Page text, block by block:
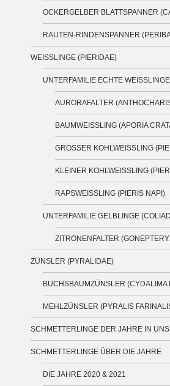
OCKERGELBER BLATTSPANNER
RAUTEN-RINDENSPANNER
WEISSLINGE (PIERIDAE)
UNTERFAMILIE ECHTE
AURORAFALTER
BAUMWEISSLING (APORIA
GROSSER KOHLWEISSLING
KLEINER KOHLWEISSLING
RAPSWEISSLING (PIERIS NAPI)
UNTERFAMILIE GELBLINGE
ZITRONENFALTER
ZÜNSLER (PYRALIDAE)
BUCHSBAUMZÜNSLER (CYDALIMA
MEHLZÜNSLER (PYRALIS
SCHMETTERLINGE DER JAHRE IN
SCHMETTERLINGE ÜBER DIE JAHRE
DIE JAHRE 2020 & 2021